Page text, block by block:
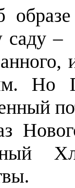
саду –
Но